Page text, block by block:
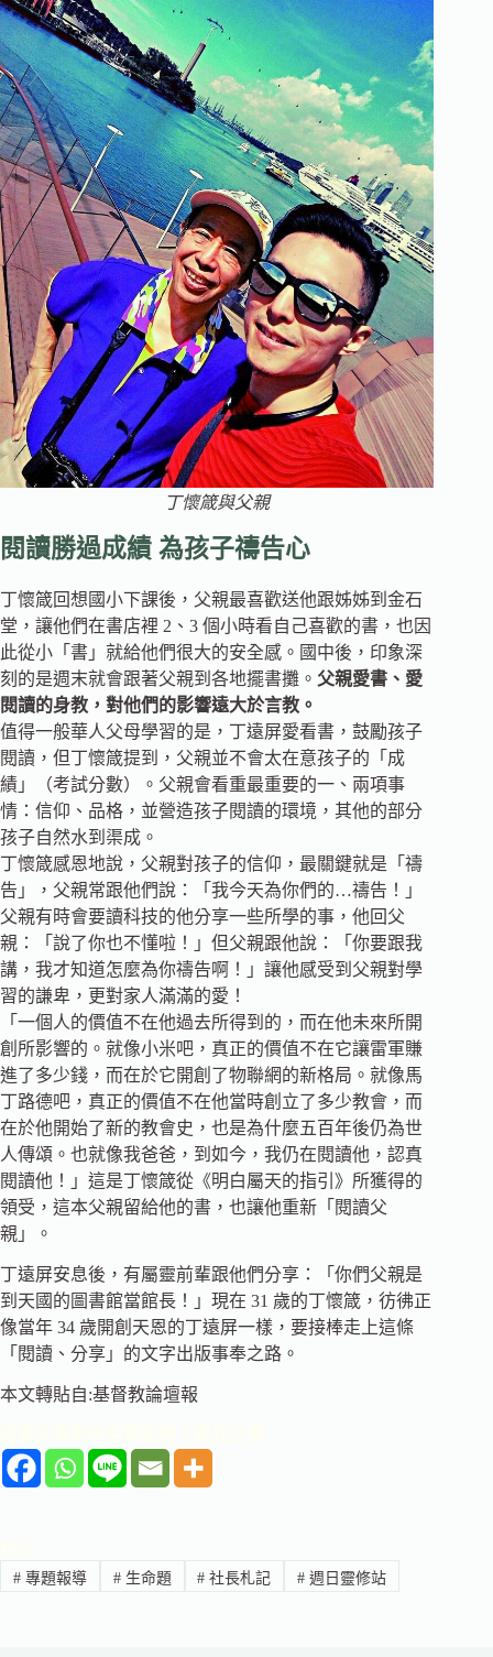
丁懷箴與父親
閱讀勝過成績 為孩子禱告心
丁懷箴回想國小下課後，父親最喜歡送他跟姊姊到金石
堂，讓他們在書店裡 2、3 個小時看自己喜歡的書，也因
此從小「書」就給他們很大的安全感。國中後，印象深
刻的是週末就會跟著父親到各地擺書攤。 父親愛書、愛
閱讀的身教，對他們的影響遠大於言教。
值得一般華人父母學習的是，丁遠屏愛看書，鼓勵孩子
閱讀，但丁懷箴提到，父親並不會太在意孩子的「成
績」（考試分數）。父親會看重最重要的一、兩項事
情：信仰、品格，並營造孩子閱讀的環境，其他的部分
孩子自然水到渠成。
丁懷箴感恩地說，父親對孩子的信仰，最關鍵就是「禱
告」，父親常跟他們說：「我今天為你們的…禱告！」
父親有時會要讀科技的他分享一些所學的事，他回父
親：「說了你也不懂啦！」但父親跟他說：「你要跟我
講，我才知道怎麼為你禱告啊！」讓他感受到父親對學
習的謙卑，更對家人滿滿的愛！
「一個人的價值不在他過去所得到的，而在他未來所開
創所影響的。就像小米吧，真正的價值不在它讓雷軍賺
進了多少錢，而在於它開創了物聯網的新格局。就像馬
丁路德吧，真正的價值不在他當時創立了多少教會，而
在於他開始了新的教會史，也是為什麼五百年後仍為世
人傳頌。也就像我爸爸，到如今，我仍在閱讀他，認真
閱讀他！」這是丁懷箴從《明白屬天的指引》所獲得的
領受，這本父親留給他的書，也讓他重新「閱讀父
親」。
丁遠屏安息後，有屬靈前輩跟他們分享：「你們父親是
到天國的圖書館當館長！」現在 31 歲的丁懷箴，彷彿正
像當年 34 歲開創天恩的丁遠屏一樣，要接棒走上這條
「閱讀、分享」的文字出版事奉之路。
本文轉貼自:基督教論壇報
#專題報導 #生命題 # 社長札記 # 週日靈修站